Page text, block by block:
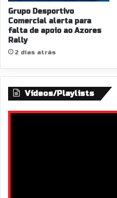
Grupo Desportivo
Comercial alerta para
falta de apoio ao Azores
Rally
2 dias atrás
Vídeos/Playlists